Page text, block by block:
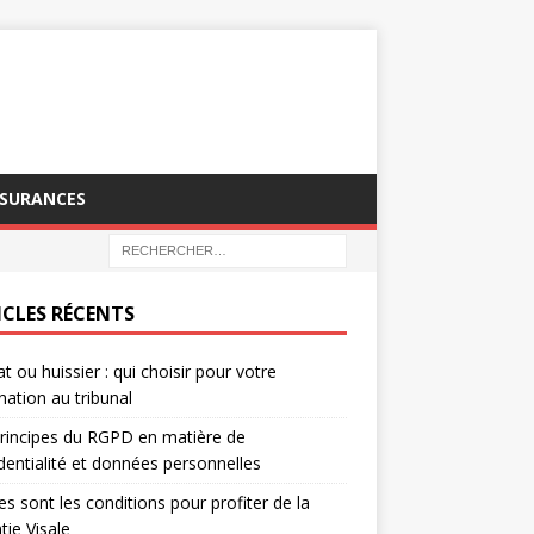
RÉCENTS
ou huissier : qui choisir pour votre
au tribunal
du RGPD en matière de
et données personnelles
sont les conditions pour profiter de la
Visale